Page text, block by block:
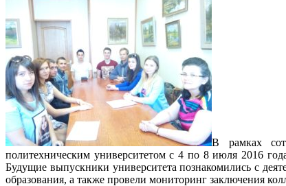
В рамках
политехническим университетом с 4 по 8 июля 2016
Будущие выпускники университета познакомились с
образования, а также провели мониторинг заключения